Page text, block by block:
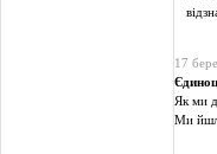
17
Як ми
Ми